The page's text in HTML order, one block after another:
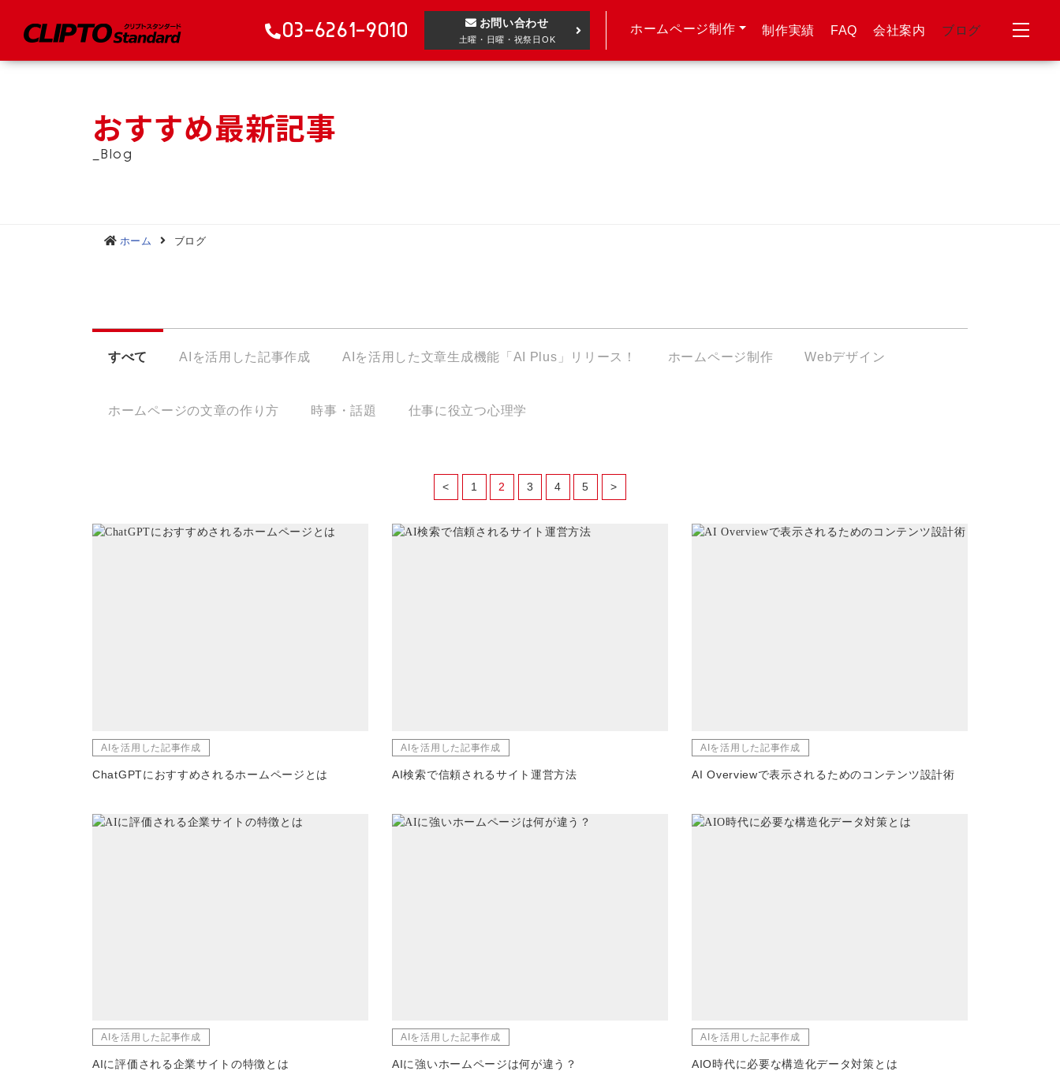
03-6261-9010 お問い合わせ
土曜・日曜・祝祭日OK
ホームページ制作 制作実績 FAQ 会社案内 ブログ
おすすめ最新記事
_Blog
ホーム ブログ
すべて AIを活用した記事作成 AIを活用した文章生成機能「AI Plus」リリース！ ホームページ制作 Webデザイン
ホームページの文章の作り方 時事・話題 仕事に役立つ心理学
< 1 2 3 4 5 >
AIを活用した記事作成
ChatGPTにおすすめされるホームページとは
AIを活用した記事作成
AI検索で信頼されるサイト運営方法
AIを活用した記事作成
AI Overviewで表示されるためのコンテンツ設計術
AIを活用した記事作成
AIに評価される企業サイトの特徴とは
AIを活用した記事作成
AIに強いホームページは何が違う？
AIを活用した記事作成
AIO時代に必要な構造化データ対策とは